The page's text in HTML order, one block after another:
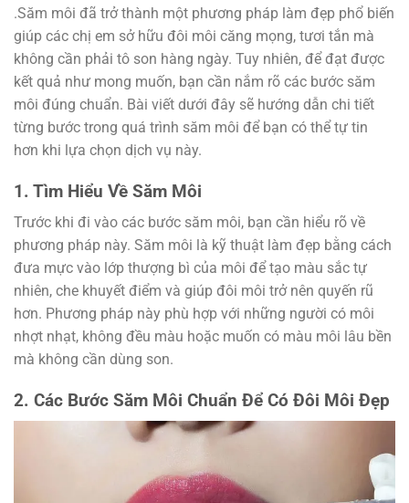
.Săm môi đã trở thành một phương pháp làm đẹp phổ biến
giúp các chị em sở hữu đôi môi căng mọng, tươi tắn mà
không cần phải tô son hàng ngày. Tuy nhiên, để đạt được
kết quả như mong muốn, bạn cần nắm rõ các bước săm
môi đúng chuẩn. Bài viết dưới đây sẽ hướng dẫn chi tiết
từng bước trong quá trình săm môi để bạn có thể tự tin
hơn khi lựa chọn dịch vụ này.
1. Tìm Hiểu Về Săm Môi
Trước khi đi vào các bước săm môi, bạn cần hiểu rõ về
phương pháp này. Săm môi là kỹ thuật làm đẹp bằng cách
đưa mực vào lớp thượng bì của môi để tạo màu sắc tự
nhiên, che khuyết điểm và giúp đôi môi trở nên quyến rũ
hơn. Phương pháp này phù hợp với những người có môi
nhợt nhạt, không đều màu hoặc muốn có màu môi lâu bền
mà không cần dùng son.
2. Các Bước Săm Môi Chuẩn Để Có Đôi Môi Đẹp